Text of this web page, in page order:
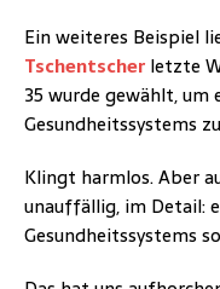
Ein weiteres Beispiel
Tschentscher letzte
35 wurde gewählt, um
Gesundheitssystems
Klingt harmlos. Aber
unauffällig, im Detail:
Gesundheitssystems